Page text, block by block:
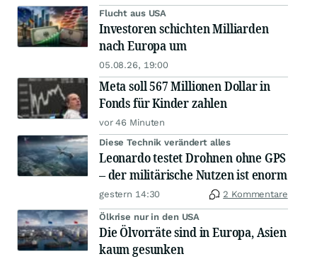
Flucht aus USA
Investoren schichten Milliarden
nach Europa um
05.08.26, 19:00
Meta soll 567 Millionen Dollar in
Fonds für Kinder zahlen
vor 46 Minuten
Diese Technik verändert alles
Leonardo testet Drohnen ohne GPS
– der militärische Nutzen ist enorm
gestern 14:30 2 Kommentare
Ölkrise nur in den USA
Die Ölvorräte sind in Europa, Asien
kaum gesunken